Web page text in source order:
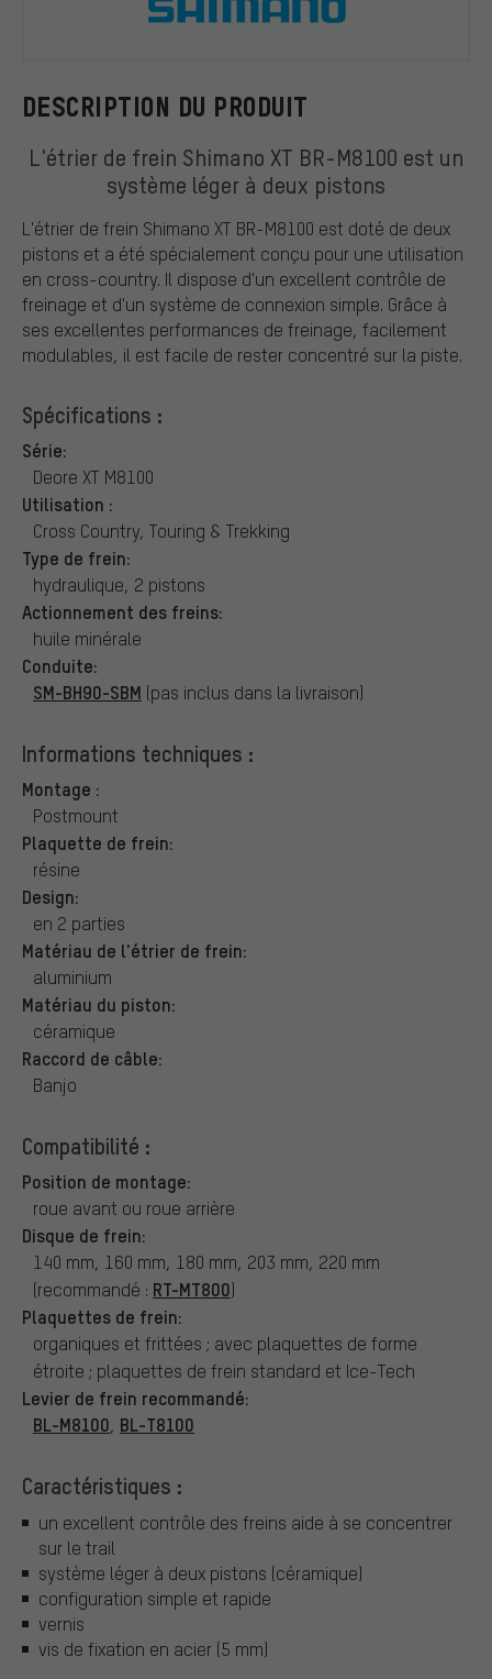
DESCRIPTION DU PRODUIT
L'étrier de frein Shimano XT BR-M8100 est un
système léger à deux pistons
L'étrier de frein Shimano XT BR-M8100 est doté de deux
pistons et a été spécialement conçu pour une utilisation
en cross-country. Il dispose d'un excellent contrôle de
freinage et d'un système de connexion simple. Grâce à
ses excellentes performances de freinage, facilement
modulables, il est facile de rester concentré sur la piste.
Spécifications :
Série:
Deore XT M8100
Utilisation :
Cross Country, Touring & Trekking
Type de frein:
hydraulique, 2 pistons
Actionnement des freins:
huile minérale
Conduite:
SM-BH90-SBM (pas inclus dans la livraison)
Informations techniques :
Montage :
Postmount
Plaquette de frein:
résine
Design:
en 2 parties
Matériau de l'étrier de frein:
aluminium
Matériau du piston:
céramique
Raccord de câble:
Banjo
Compatibilité :
Position de montage:
roue avant ou roue arrière
Disque de frein:
140 mm, 160 mm, 180 mm, 203 mm, 220 mm
(recommandé : RT-MT800)
Plaquettes de frein:
organiques et frittées ; avec plaquettes de forme
étroite ; plaquettes de frein standard et Ice-Tech
Levier de frein recommandé:
BL-M8100, BL-T8100
Caractéristiques :
un excellent contrôle des freins aide à se concentrer
sur le trail
système léger à deux pistons (céramique)
configuration simple et rapide
vernis
vis de fixation en acier (5 mm)
Shimano